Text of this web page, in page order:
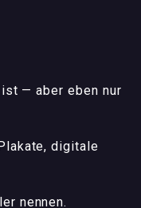
— aber eben nur
digitale
nennen.